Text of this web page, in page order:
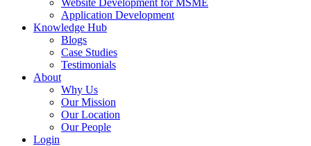
Website Development for MSME
Application Development
Knowledge Hub
Blogs
Case Studies
Testimonials
About
Why Us
Our Mission
Our Location
Our People
Login